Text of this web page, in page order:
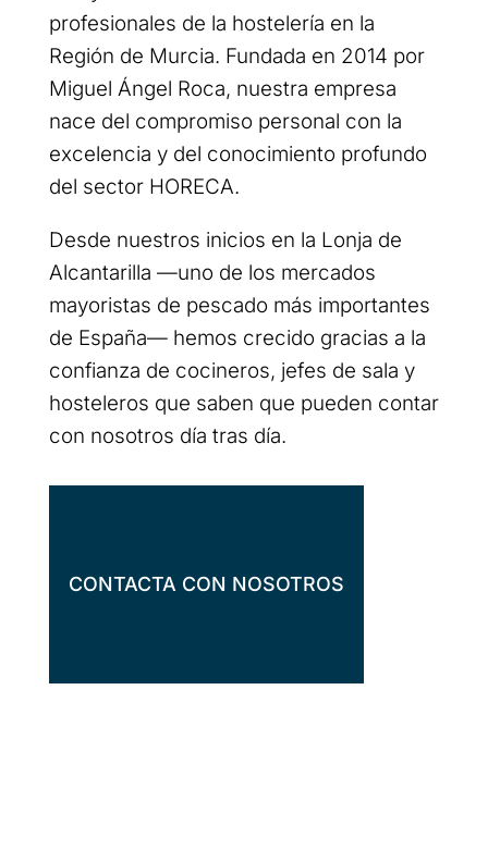
profesionales de la hostelería en la
Región de Murcia. Fundada en 2014 por
Miguel Ángel Roca, nuestra empresa
nace del compromiso personal con la
excelencia y del conocimiento profundo
del sector HORECA.
Desde nuestros inicios en la Lonja de
Alcantarilla —uno de los mercados
mayoristas de pescado más importantes
de España— hemos crecido gracias a la
confianza de cocineros, jefes de sala y
hosteleros que saben que pueden contar
con nosotros día tras día.
CONTACTA CON NOSOTROS